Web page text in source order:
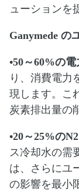
ューションを
Ganymede の
•50～60%の電
り、消費電力
現します。こ
炭素排出量の
•20～25%の
ス冷却水の需
は、さらにユ
の影響を最小